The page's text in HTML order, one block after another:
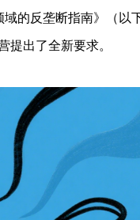
的反垄断指南》（以
提出了全新要求。